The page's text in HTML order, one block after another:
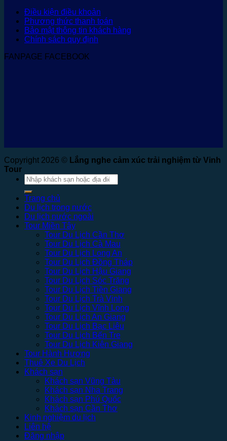
Điều kiện điều khoản
Phương thức thanh toán
Bảo mật thông tin khách hàng
Chính sách quy định
FANPAGE FACEBOOK
Copyright 2026 © Lắng nghe cảm xúc trải nghiệm từ Vinh
Tour
Tìm
kiếm:
Trang chủ
Du lịch trong nước
Du lịch nước ngoài
Tour Miền Tây
Tour Du Lịch Cần Thơ
Tour Du Lịch Cà Mau
Tour Du Lịch Long An
Tour Du Lịch Đồng Tháp
Tour Du Lịch Hậu Giang
Tour Du Lịch Sóc Trăng
Tour Du Lịch Tiền Giang
Tour Du Lịch Trà Vinh
Tour Du Lịch Vĩnh Long
Tour Du Lịch An Giang
Tour Du Lịch Bạc Liêu
Tour Du Lịch Bến Tre
Tour Du Lịch Kiên Giang
Tour Hành Hương
Thuê Xe Du Lịch
Khách sạn
Khách sạn Vũng Tàu
Khách sạn Nha Trang
Khách sạn Phú Quốc
Khách sạn Cần Thơ
Kinh nghiệm du lịch
Liên hệ
Đăng nhập